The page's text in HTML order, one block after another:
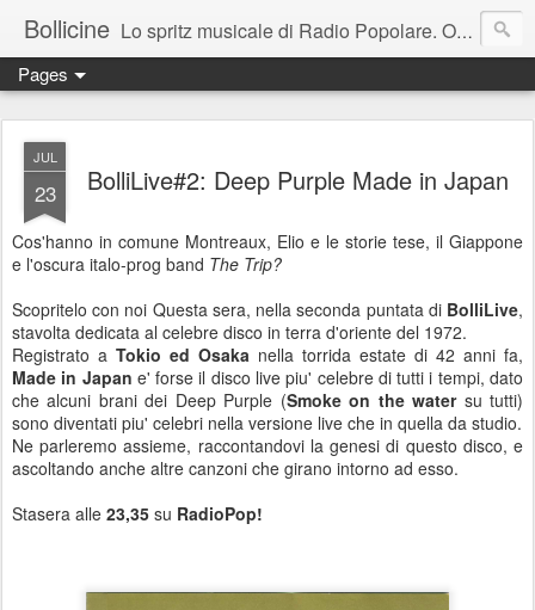
Bollicine Lo spritz musicale di Radio Popolare. Ogni domenica dalle 16.30 alle 17.30
Pages
JUL
23 BolliLive#2: Deep Purple Made in Japan
Cos'hanno in comune Montreaux, Elio e le storie tese, il Giappone
e l'oscura italo-prog band The Trip?
Scopritelo con noi Questa sera, nella seconda puntata di BolliLive,
stavolta dedicata al celebre disco in terra d'oriente del 1972.
Registrato a Tokio ed Osaka nella torrida estate di 42 anni fa,
Made in Japan e' forse il disco live piu' celebre di tutti i tempi, dato
che alcuni brani dei Deep Purple (Smoke on the watersu tutti)
sono diventati piu' celebri nella versione live che in quella da studio.
Ne parleremo assieme, raccontandovi la genesi di questo disco, e
ascoltando anche altre canzoni che girano intorno ad esso.
Stasera alle 23,35 su RadioPop!